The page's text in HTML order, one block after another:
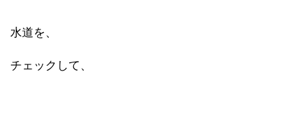
水道を、
チェックして、